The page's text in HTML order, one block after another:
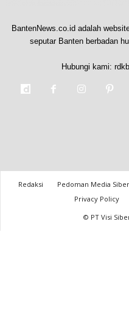
BantenNews.co.id adalah
seputar Banten berbadan
Hubungi kami:
Redaksi Pedoman Media Siber
Privacy Policy
© PT Visi